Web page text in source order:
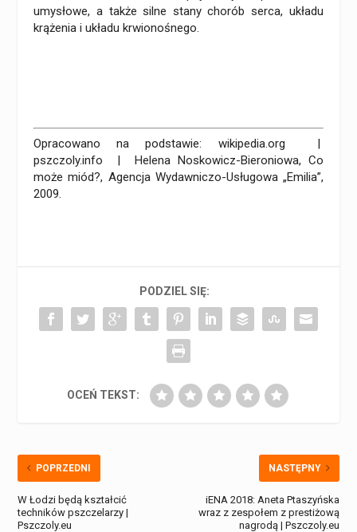
umysłowe, a także silne stany chorób serca, układu
krążenia i układu krwionośnego.
Opracowano na podstawie: wikipedia.org |
pszczoly.info | Helena Noskowicz-Bieroniowa, Co
może miód?, Agencja Wydawniczo-Usługowa „Emilia”,
2009.
PODZIEL SIĘ:
OCEŃ TEKST:
POPRZEDNI
W Łodzi będą kształcić
techników pszczelarzy |
Pszczoly.eu
NASTĘPNY
iENA 2018: Aneta Ptaszyńska
wraz z zespołem z prestiżową
nagrodą | Pszczoly.eu